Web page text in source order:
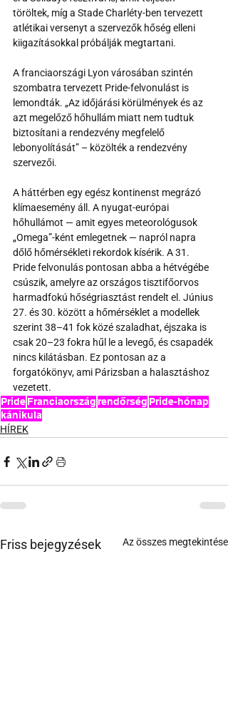
töröltek, míg a Stade Charléty-ben tervezett
atlétikai versenyt a szervezők hőség elleni
kiigazításokkal próbálják megtartani.
A franciaországi Lyon városában szintén
szombatra tervezett Pride-felvonulást is
lemondták. „Az időjárási körülmények és az
azt megelőző hőhullám miatt nem tudtuk
biztosítani a rendezvény megfelelő
lebonyolítását” – közölték a rendezvény
szervezői.
A háttérben egy egész kontinenst megrázó
klímaesemény áll. A nyugat-európai
hőhullámot — amit egyes meteorológusok
„Omega”-ként emlegetnek — napról napra
dőlő hőmérsékleti rekordok kísérik. A 31.
Pride felvonulás pontosan abba a hétvégébe
csúszik, amelyre az országos tisztifőorvos
harmadfokú hőségriasztást rendelt el. Június
27. és 30. között a hőmérséklet a modellek
szerint 38–41 fok közé szaladhat, éjszaka is
csak 20–23 fokra hűl le a levegő, és csapadék
nincs kilátásban. Ez pontosan az a
forgatókönyv, ami Párizsban a halasztáshoz
vezetett.
PrideFranciaországrendőrség Pride-hónap
kánikula
HÍREK
Friss bejegyzések Az összes megtekintése